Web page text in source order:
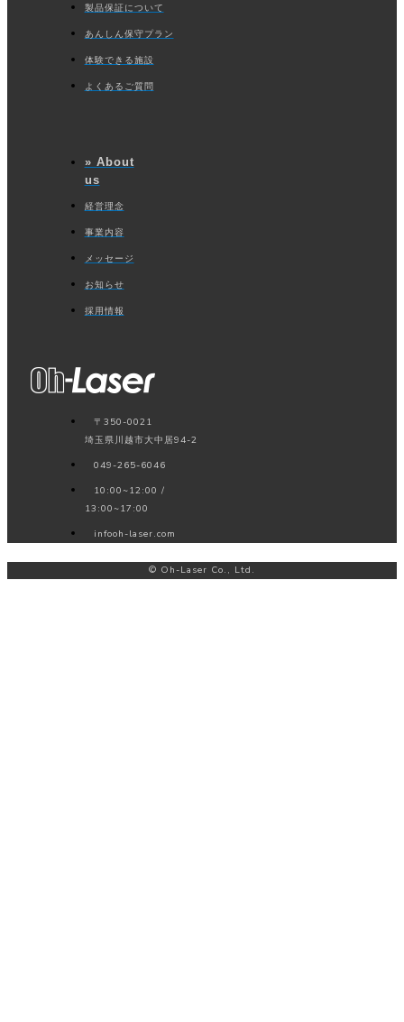
製品保証について
あんしん保守プラン
体験できる施設
よくあるご質問
» About
us
経営理念
事業内容
メッセージ
お知らせ
採用情報
〒350-0021
埼玉県川越市大中居94-2
049-265-6046
10:00~12:00 /
13:00~17:00
infooh-laser.com
© Oh-Laser Co., Ltd.